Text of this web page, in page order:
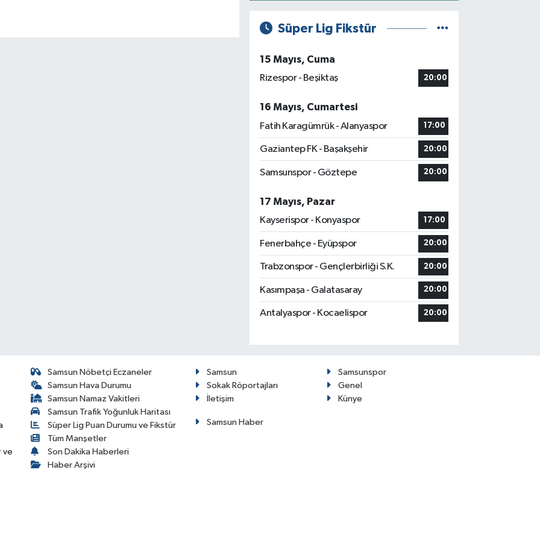
Süper Lig Fikstür
15 Mayıs, Cuma
Rizespor - Beşiktaş
20:00
16 Mayıs, Cumartesi
Fatih Karagümrük - Alanyaspor
17:00
Gaziantep FK - Başakşehir 20:00
Samsunspor - Göztepe 20:00
17 Mayıs, Pazar
Kayserispor - Konyaspor
17:00
Fenerbahçe - Eyüpspor 20:00
Trabzonspor - Gençlerbirliği S.K. 20:00
Kasımpaşa - Galatasaray 20:00
Antalyaspor - Kocaelispor 20:00
ve
Samsun Nöbetçi Eczaneler
Samsun Hava Durumu
Samsun Namaz Vakitleri
Samsun Trafik Yoğunluk Haritası
Süper Lig Puan Durumu ve Fikstür
Tüm Manşetler
Son Dakika Haberleri
Haber Arşivi
Samsun
Samsunspor
Sokak Röportajları
Genel
İletişim
Künye
Samsun Haber